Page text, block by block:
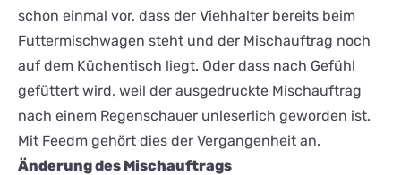
schon einmal vor, dass der Viehhalter bereits beim
Futtermischwagen steht und der Mischauftrag noch
auf dem Küchentisch liegt. Oder dass nach Gefühl
gefüttert wird, weil der ausgedruckte Mischauftrag
nach einem Regenschauer unleserlich geworden ist.
Mit Feedm gehört dies der Vergangenheit an.
Änderung des Mischauftrags